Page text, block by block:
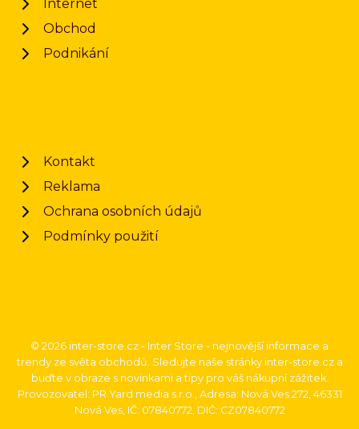
Internet
Obchod
Podnikání
Kontakt
Reklama
Ochrana osobních údajů
Podmínky použití
© 2026 inter-store.cz - Inter Store - nejnovější informace a
trendy ze světa obchodů. Sledujte naše stránky inter-store.cz a
buďte v obraze s novinkami a tipy pro váš nákupní zážitek.
Provozovatel: PR Yard media s.r.o., Adresa: Nová Ves 272, 46331
Nová Ves, IČ: 07840772, DIČ: CZ07840772